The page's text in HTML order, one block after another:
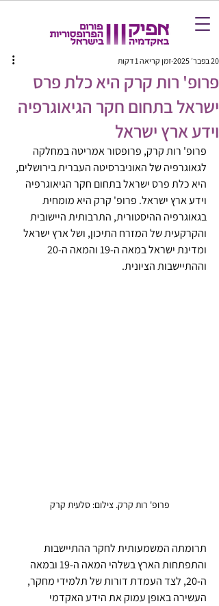
פרופ' רות קרק היא כלת פרס
ישראל בתחום חקר הגיאוגרפיה
וידע ארץ ישראל
20 בפבר׳ 2025 זמן קריאה 1 דקות
פרופ' רות קרק, פרופסור אמריטה במחלקה
לגאוגרפיה של האוניברסיטה העברית בירושלים,
היא כלת פרס ישראל בתחום חקר הגיאוגרפיה
וידע ארץ ישראל. פרופ' קרק היא מומחית
בגאוגרפיה ההיסטורית, התרבותית היישובית
והקרקעית של המזרח התיכון, ושל ארץ ישראל
וההתיישבות הציונית.
פרופ' רות קרק. צילום: סלעית קרק
תרומתה המשמעותית לחקר ההתיישבות
והתפתחות הארץ בשלהי המאה ה-19 ובמאה
ה-20, לצד העמדת דורות של תלמידי מחקר,
העשירה באופן עמוק את הידע האקדמי